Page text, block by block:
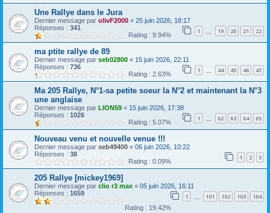
Une Rallye dans le Jura
Dernier message par olivF2000 « 25 juin 2026, 18:17
Réponses : 341 1 19 20 21 22
Rating : 9.94%
ma ptite rallye de 89
Dernier message par seb02800 « 15 juin 2026, 22:11
Réponses : 736 1 44 45 46 47
Rating : 2.63%
Ma 205 Rallye, N°1-sa petite soeur la N°2 et maintenant la N°3
une anglaise
Dernier message par LION59 « 15 juin 2026, 17:38
Réponses : 1026 1 62 63 64 65
Rating : 5.07%
Nouveau venu et nouvelle venue !!!
Dernier message par seb49400 « 06 juin 2026, 10:22
Réponses : 38 1 2 3
Rating : 0.09%
205 Rallye [mickey1969]
Dernier message par clio r3 max « 05 juin 2026, 16:11
Réponses : 1659 1 101 102 103 104
Rating : 19.42%